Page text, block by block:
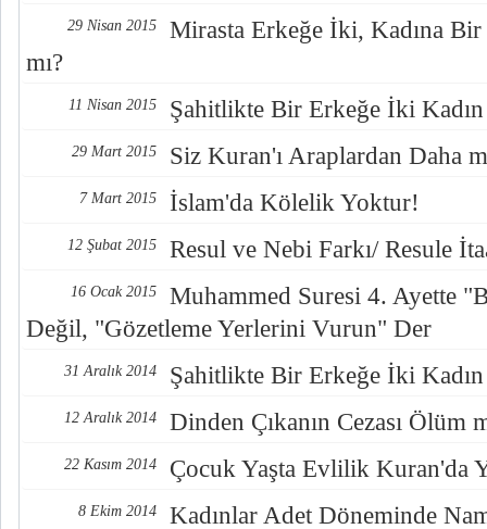
29 Nisan 2015
Mirasta Erkeğe İki, Kadına Bir
mı?
11 Nisan 2015 Şahitlikte Bir Erkeğe İki
29 Mart 2015 Siz Kuran'ı Araplardan Daha
7 Mart 2015 İslam'da Kölelik Yoktur!
12 Şubat 2015 Resul ve Nebi Farkı/ Resule
16 Ocak 2015
Muhammed Suresi 4. Ayette
Değil, "Gözetleme Yerlerini Vurun" Der
31 Aralık 2014 Şahitlikte Bir Erkeğe İki
12 Aralık 2014 Dinden Çıkanın Cezası Ölüm
22 Kasım 2014 Çocuk Yaşta Evlilik Kuran'da
8 Ekim 2014
Kadınlar Adet Döneminde